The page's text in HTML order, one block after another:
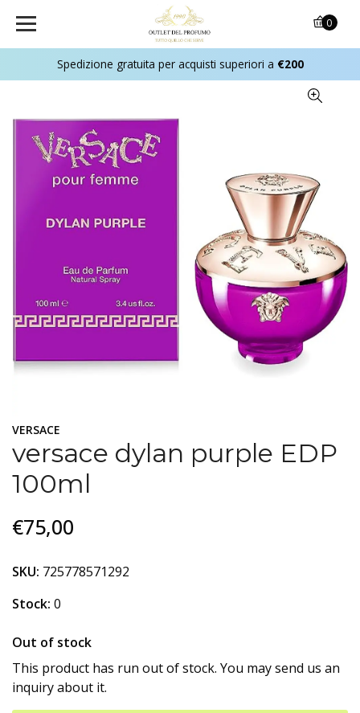
Spedizione gratuita per acquisti superiori a €200
0
VERSACE
versace dylan purple EDP
100ml
€75,00
SKU: 725778571292
Stock: 0
Out of stock
This product has run out of stock. You may send us an
inquiry about it.